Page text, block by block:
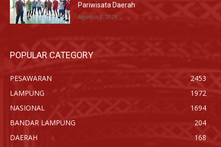
Pariwisata Daerah
Agustus 8, 2026
POPULAR CATEGORY
PESAWARAN
2453
LAMPUNG
1972
NASIONAL
1694
BANDAR LAMPUNG
204
DAERAH
168